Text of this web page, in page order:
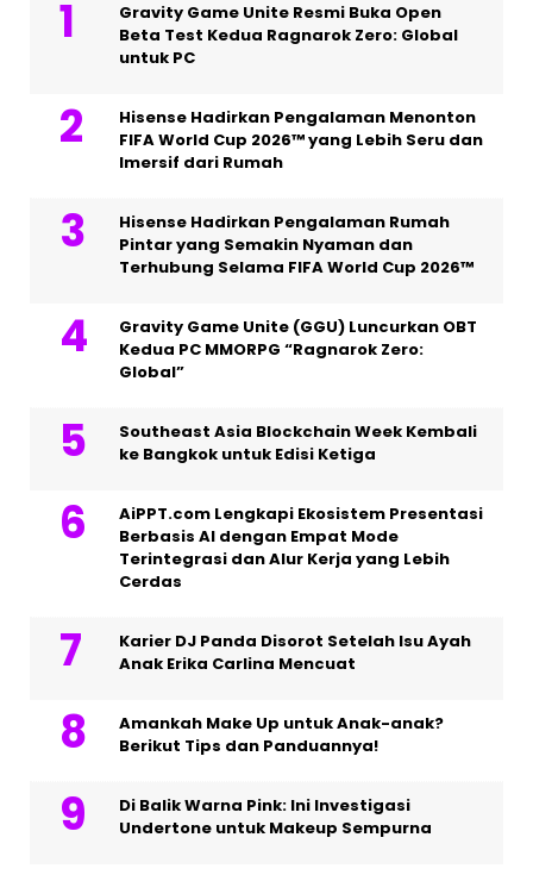
Gravity Game Unite Resmi Buka Open
Beta Test Kedua Ragnarok Zero: Global
untuk PC
Hisense Hadirkan Pengalaman Menonton
FIFA World Cup 2026™ yang Lebih Seru dan
Imersif dari Rumah
Hisense Hadirkan Pengalaman Rumah
Pintar yang Semakin Nyaman dan
Terhubung Selama FIFA World Cup 2026™
Gravity Game Unite (GGU) Luncurkan OBT
Kedua PC MMORPG “Ragnarok Zero:
Global”
Southeast Asia Blockchain Week Kembali
ke Bangkok untuk Edisi Ketiga
AiPPT.com Lengkapi Ekosistem Presentasi
Berbasis AI dengan Empat Mode
Terintegrasi dan Alur Kerja yang Lebih
Cerdas
Karier DJ Panda Disorot Setelah Isu Ayah
Anak Erika Carlina Mencuat
Amankah Make Up untuk Anak-anak?
Berikut Tips dan Panduannya!
Di Balik Warna Pink: Ini Investigasi
Undertone untuk Makeup Sempurna